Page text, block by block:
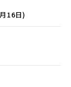
16日)